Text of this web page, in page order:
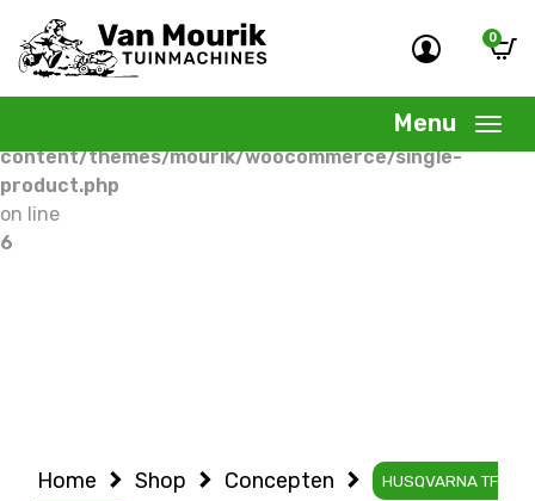
Warning
: Undefined variable $woocommercepage in
/home/allermedia/domains/vanmourik-
content/themes/mourik/woocommerce/single-
product.php
on line
6
0
Menu
Home Shop Concepten HUSQVARNA TF